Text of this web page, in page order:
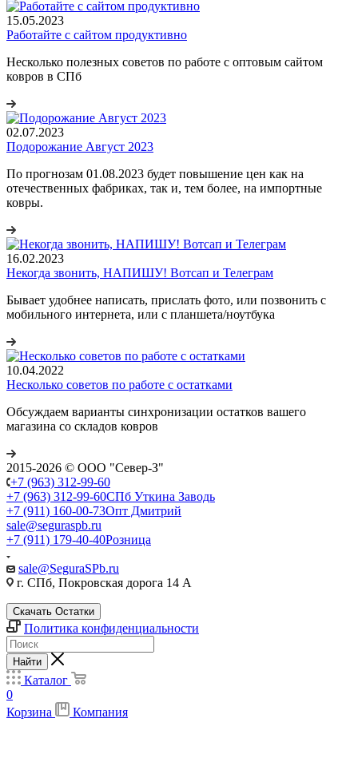
15.05.2023
Работайте с сайтом продуктивно
Несколько полезных советов по работе с оптовым сайтом
ковров в СПб
02.07.2023
Подорожание Август 2023
По прогнозам 01.08.2023 будет повышение цен как на
отечественных фабриках, так и, тем более, на импортные
ковры.
16.02.2023
Некогда звонить, НАПИШУ! Вотсап и Телеграм
Бывает удобнее написать, прислать фото, или позвонить с
мобильного интернета, или с планшета/ноутбука
10.04.2022
Несколько советов по работе с остатками
Обсуждаем варианты синхронизации остатков вашего
магазина со складов ковров
2015-2026 © ООО "Север-З"
+7 (963) 312-99-60
+7 (963) 312-99-60СПб Уткина Заводь
+7 (911) 160-00-73Опт Дмитрий
sale@seguraspb.ru
+7 (911) 179-40-40Розница
sale@SeguraSPb.ru
г. СПб, Покровская дорога 14 А
Скачать Остатки
Политика конфиденциальности
Найти
Каталог
0
Корзина
Компания